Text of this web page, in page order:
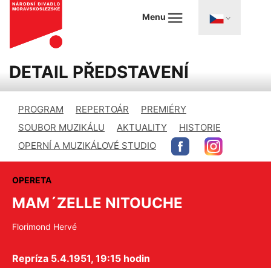
Menu
DETAIL PŘEDSTAVENÍ
PROGRAM REPERTOÁR
PREMIÉRY
SOUBOR MUZIKÁLU
AKTUALITY
HISTORIE
OPERNÍ A MUZIKÁLOVÉ STUDIO
OPERETA
MAM´ZELLE NITOUCHE
Florimond Hervé
Repríza 5.4.1951, 19:15 hodin